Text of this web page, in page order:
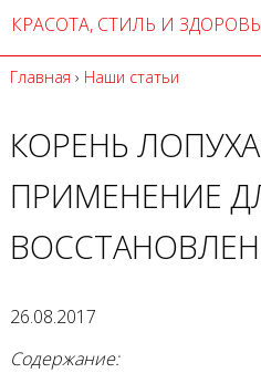
КРАСОТА, СТИЛЬ И
Главная › Наши статьи
КОРЕНЬ
ПРИМЕНЕНИЕ
26.08.2017
Содержание: